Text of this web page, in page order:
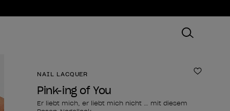
NAIL LACQUER Zur
Pink-ing of You
Er liebt mich, er liebt mich nicht … mit diesem